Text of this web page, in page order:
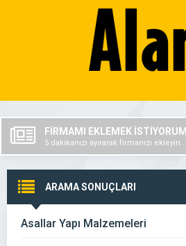
FİRMAMI EKLEMEK İSTİYORUM
5 dakikanızı ayırarak firmanızı ekleyin..
ARAMA SONUÇLARI
Asallar Yapı Malzemeleri